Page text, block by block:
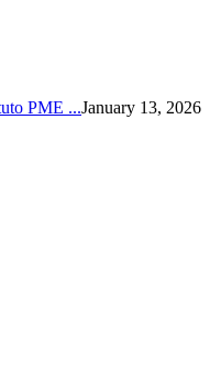
PME ...January 13, 2026